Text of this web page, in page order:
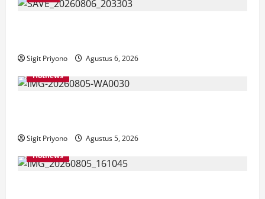
Sigit Priyono
Agustus 6, 2026
Hotnews
Sigit Priyono
Agustus 5, 2026
Hotnews